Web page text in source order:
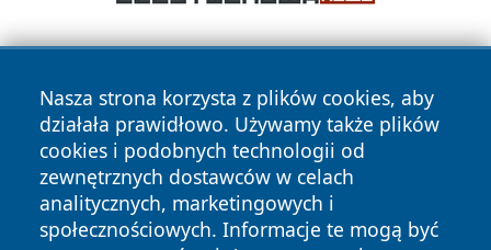
Nasza strona korzysta z plików cookies, aby
działała prawidłowo. Używamy także plików
cookies i podobnych technologii od
zewnętrznych dostawców w celach
analitycznych, marketingowych i
społecznościowych. Informacje te mogą być
Copyright © 2026 tarnowskie24.pl Wszystkie prawa
zastrzeżone.